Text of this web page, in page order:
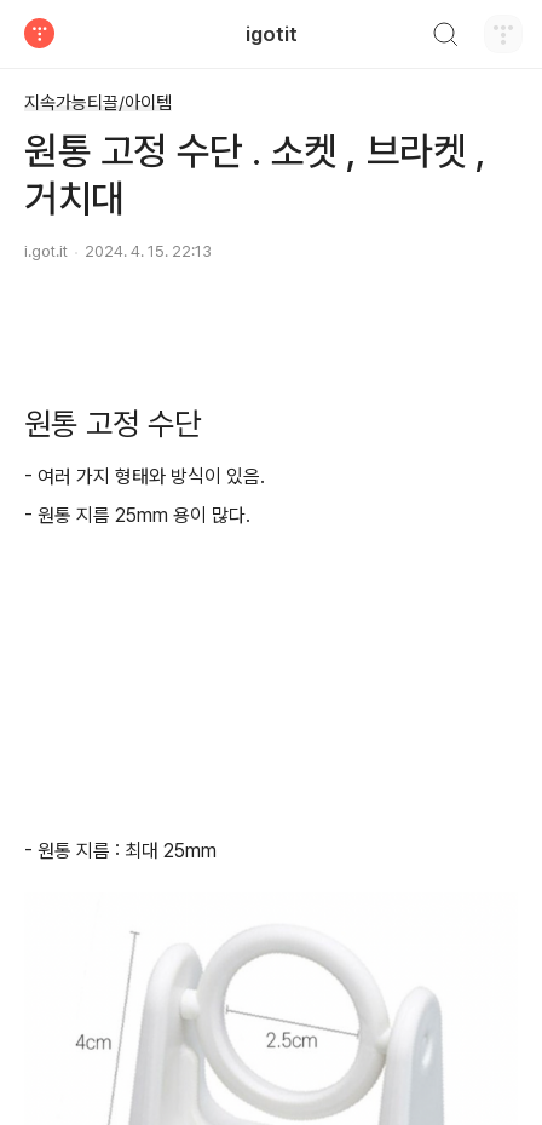
igotit
지속가능티끌/아이템
원통 고정 수단 . 소켓 , 브라켓 ,
거치대
i.got.it 2024. 4. 15. 22:13
원통 고정 수단
- 여러 가지 형태와 방식이 있음.
- 원통 지름 25mm 용이 많다.
- 원통 지름 : 최대 25mm